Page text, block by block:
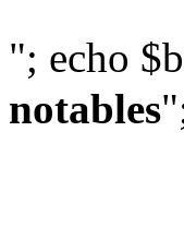
"; echo
notables